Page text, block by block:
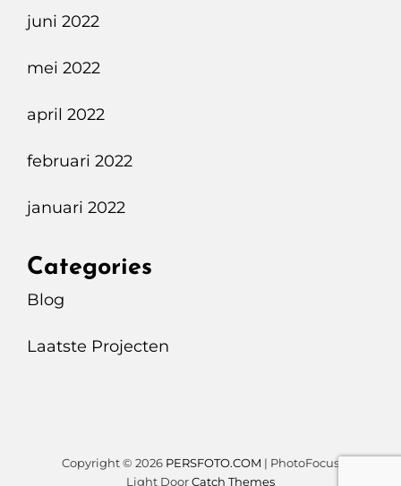
juni 2022
mei 2022
april 2022
februari 2022
januari 2022
Categories
Blog
Laatste Projecten
Copyright © 2026 PERSFOTO.COM | PhotoFocus
Light DoorCatch Themes